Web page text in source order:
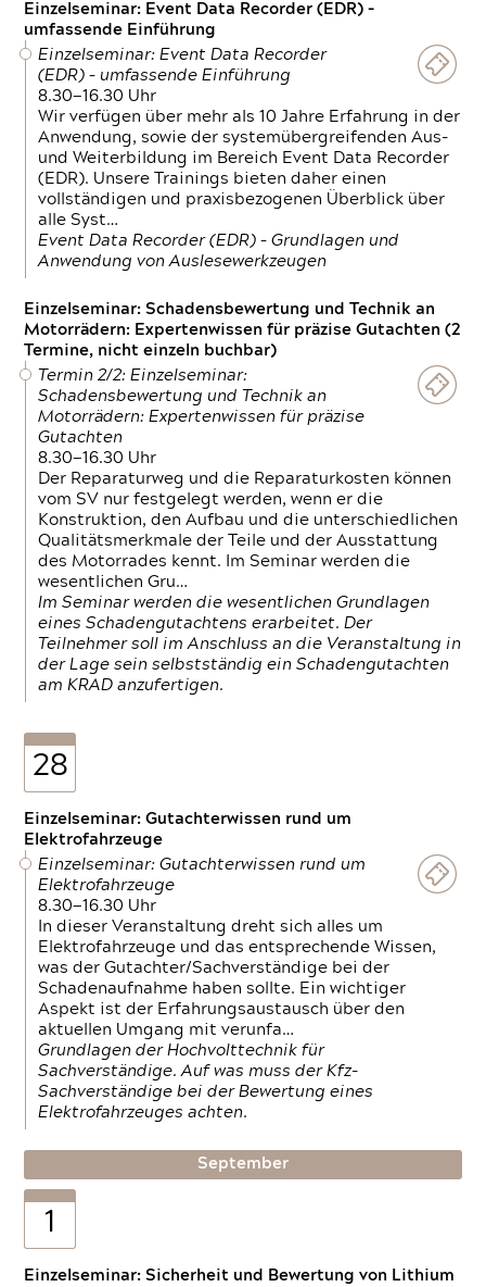
Einzelseminar: Event Data Recorder (EDR) –
umfassende Einführung
Einzelseminar: Event Data Recorder
(EDR) – umfassende Einführung
8.30—16.30 Uhr
Wir verfügen über mehr als 10 Jahre Erfahrung in der
Anwendung, sowie der systemübergreifenden Aus-
und Weiterbildung im Bereich Event Data Recorder
(EDR). Unsere Trainings bieten daher einen
vollständigen und praxisbezogenen Überblick über
alle Syst…
Event Data Recorder (EDR) – Grundlagen und
Anwendung von Auslesewerkzeugen
Einzelseminar: Schadensbewertung und Technik an
Motorrädern: Expertenwissen für präzise Gutachten (2
Termine, nicht einzeln buchbar)
Termin 2/2: Einzelseminar:
Schadensbewertung und Technik an
Motorrädern: Expertenwissen für präzise
Gutachten
8.30—16.30 Uhr
Der Reparaturweg und die Reparaturkosten können
vom SV nur festgelegt werden, wenn er die
Konstruktion, den Aufbau und die unterschiedlichen
Qualitätsmerkmale der Teile und der Ausstattung
des Motorrades kennt. Im Seminar werden die
wesentlichen Gru…
Im Seminar werden die wesentlichen Grundlagen
eines Schadengutachtens erarbeitet. Der
Teilnehmer soll im Anschluss an die Veranstaltung in
der Lage sein selbstständig ein Schadengutachten
am KRAD anzufertigen.
28
Einzelseminar: Gutachterwissen rund um
Elektrofahrzeuge
Einzelseminar: Gutachterwissen rund um
Elektrofahrzeuge
8.30—16.30 Uhr
In dieser Veranstaltung dreht sich alles um
Elektrofahrzeuge und das entsprechende Wissen,
was der Gutachter/Sachverständige bei der
Schadenaufnahme haben sollte. Ein wichtiger
Aspekt ist der Erfahrungsaustausch über den
aktuellen Umgang mit verunfa…
Grundlagen der Hochvolttechnik für
Sachverständige. Auf was muss der Kfz-
Sachverständige bei der Bewertung eines
Elektrofahrzeuges achten.
September
1
Einzelseminar: Sicherheit und Bewertung von Lithium